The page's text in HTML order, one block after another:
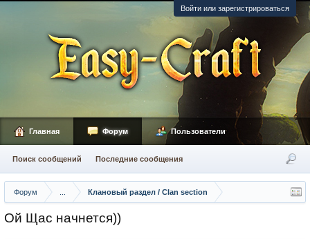
Войти или зарегистрироваться
Форум Клановый раздел / Сlan section
Ой Щас начнется))
Главная Форум
Поиск сообщений Последние сообщения
Пользователи